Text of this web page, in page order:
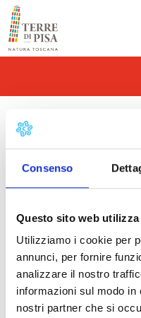
Consenso
Questo sito web
Utilizziamo i cookie per
annunci, per fornire
analizzare il nostro
informazioni sul modo
nostri partner che si
Skip to content
Montescudaio
Prossimi
Summer in
30/08/2026 -
Ljke Eat in
20:00 - 23:45